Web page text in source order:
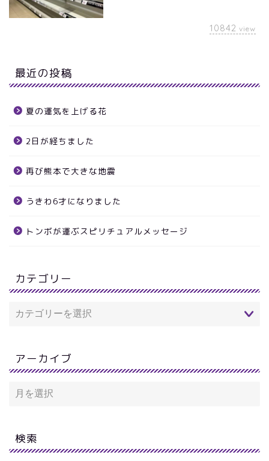
10842 view
最近の投稿
夏の運気を上げる花
2日が経ちました
再び熊本で大きな地震
うきわ6才になりました
トンボが運ぶスピリチュアルメッセージ
カテゴリー
アーカイブ
検索